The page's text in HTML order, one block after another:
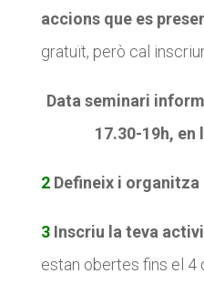
accions que es
gratuït, però cal
Data seminari
17.30-19h, en
2 Defineix i organitza
3 Inscriu la teva
estan obertes fins el 4